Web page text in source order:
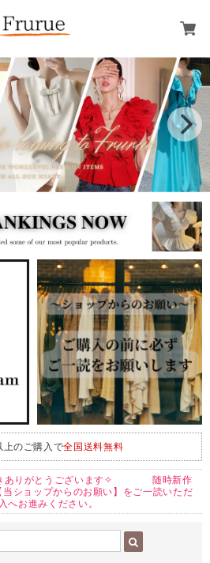
のご購入で全国送料無料
ありがとうございます✧ 随時新作
ショップからのお願い】をご一読いただ
へお進みください。